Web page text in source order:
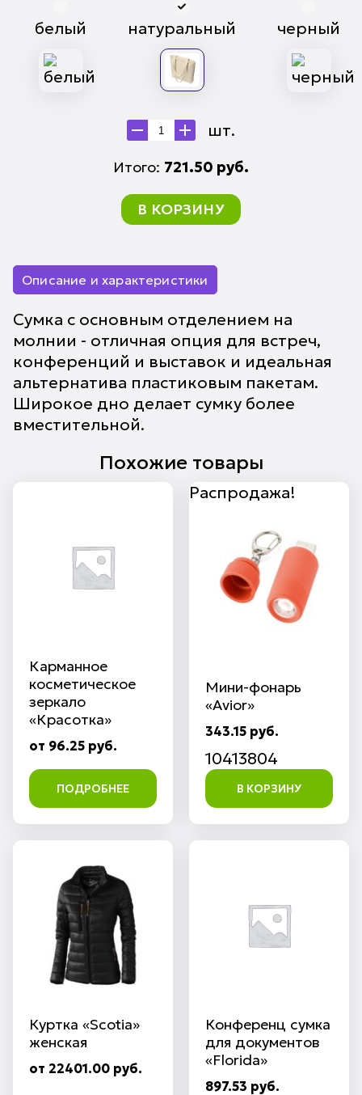
белый натуральный черный
шт.
Итого: 721.50 руб.
В КОРЗИНУ
Описание и характеристики
Сумка с основным отделением на
молнии - отличная опция для встреч,
конференций и выставок и идеальная
альтернатива пластиковым пакетам.
Широкое дно делает сумку более
вместительной.
Похожие товары
Карманное
косметическое
зеркало
«Красотка»
от 96.25 руб.
ПОДРОБНЕЕ
Распродажа!
Мини-фонарь
«Avior»
343.15 руб.
10413804
В КОРЗИНУ
Куртка «Scotia»
женская
от 22401.00 руб.
Конференц сумка
для документов
«Florida»
897.53 руб.